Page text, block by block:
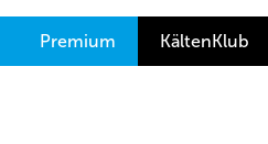
Premium KältenKlub